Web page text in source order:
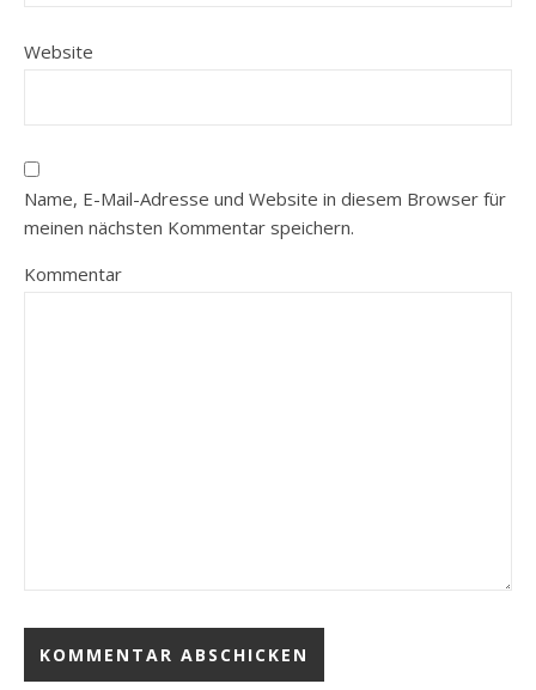
Website
Name, E-Mail-Adresse und Website in diesem Browser für
meinen nächsten Kommentar speichern.
Kommentar